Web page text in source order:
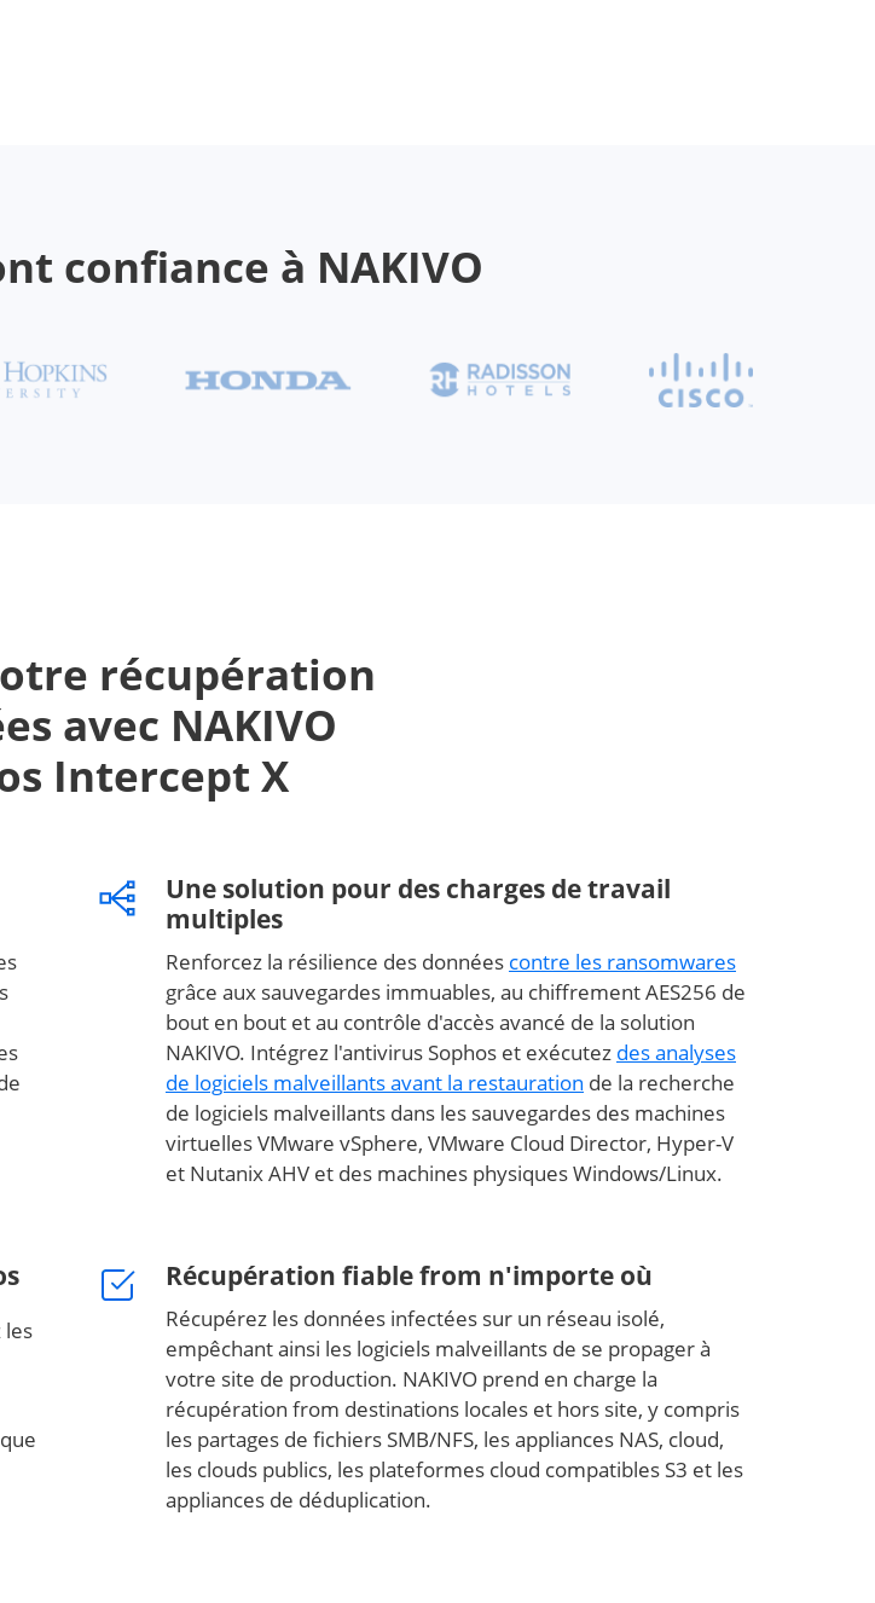
confiance à NAKIVO
récupération
avec NAKIVO
Intercept X
Une solution pour des charges de travail
multiples
Renforcez la résilience des données contre les ransomwares
grâce aux sauvegardes immuables, au chiffrement AES256 de
bout en bout et au contrôle d'accès avancé de la solution
NAKIVO. Intégrez l'antivirus Sophos et exécutez des analyses
de logiciels malveillants avant la restauration de la recherche
de logiciels malveillants dans les sauvegardes des machines
virtuelles VMware vSphere, VMware Cloud Director, Hyper-V
et Nutanix AHV et des machines physiques Windows/Linux.
les
Récupération fiable from n'importe où
Récupérez les données infectées sur un réseau isolé,
empêchant ainsi les logiciels malveillants de se propager à
votre site de production. NAKIVO prend en charge la
récupération from destinations locales et hors site, y compris
les partages de fichiers SMB/NFS, les appliances NAS, cloud,
les clouds publics, les plateformes cloud compatibles S3 et les
appliances de déduplication.